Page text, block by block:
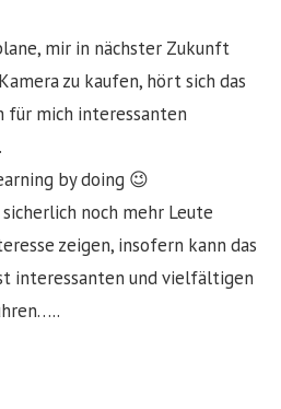
mir in nächster Zukunft
zu kaufen, hört sich das
für mich interessanten
by doing 😉
noch mehr Leute
zeigen, insofern kann das
interessanten und vielfältigen